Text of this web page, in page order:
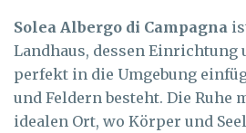
Solea Albergo di Campagna
Landhaus, dessen Einrichtung
perfekt in die Umgebung
und Feldern besteht. Die Ruhe
idealen Ort, wo Körper und